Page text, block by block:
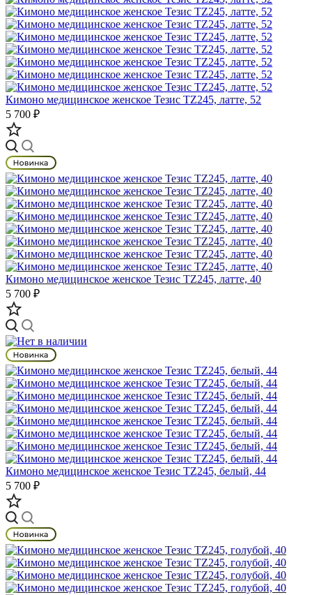
Кимоно медицинское женское Тезис TZ245, латте, 52
5 700 ₽
Кимоно медицинское женское Тезис TZ245, латте, 40
5 700 ₽
Кимоно медицинское женское Тезис TZ245, белый, 44
5 700 ₽